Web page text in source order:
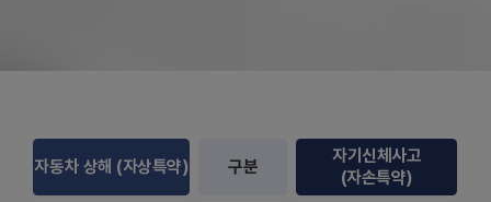
자동차 상해 (자상특약) 구분
자기신체사고
(자손특약)